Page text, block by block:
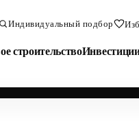
Индивидуальный подбор
строительство